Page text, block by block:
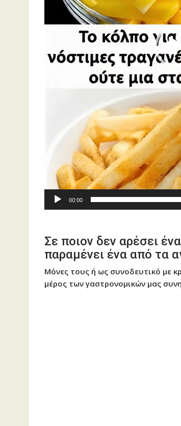
00:00
Σε ποιον δεν αρέσει
παραμένει ένα από τα
Μόνες τους ή ως συνοδευτικό με
μέρος των γαστρονομικών μας